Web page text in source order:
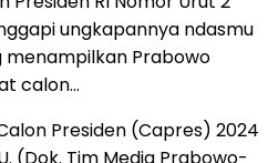
ungkapannya ndasmu
menampilkan Prabowo
calon…